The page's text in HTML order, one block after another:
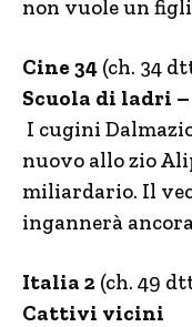
non vuole un
Cine 34 (ch. 34
Scuola di ladri
I cugini
nuovo allo zio
miliardario. Il
ingannerà
Italia 2 (ch. 49
Cattivi vicini